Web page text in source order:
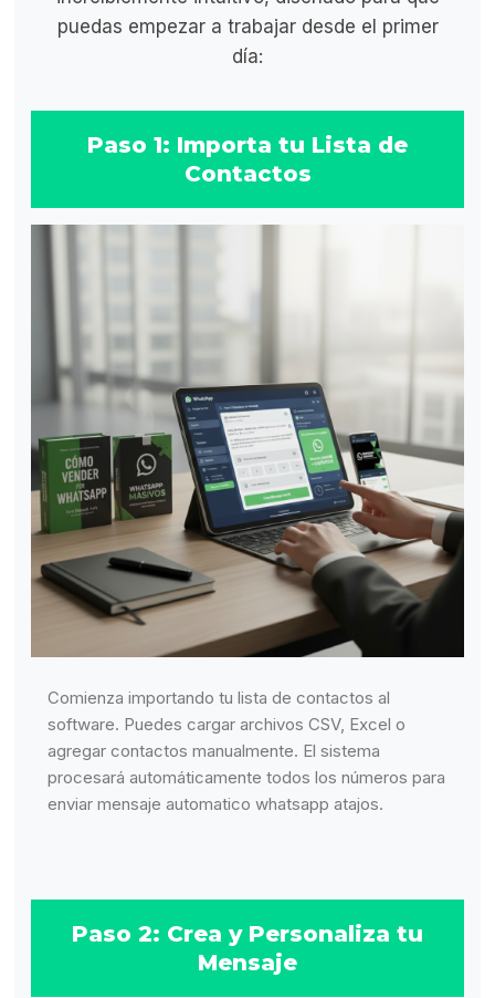
puedas empezar a trabajar desde el primer
día:
Paso 1: Importa tu Lista de
Contactos
Comienza importando tu lista de contactos al
software. Puedes cargar archivos CSV, Excel o
agregar contactos manualmente. El sistema
procesará automáticamente todos los números para
enviar mensaje automatico whatsapp atajos.
Paso 2: Crea y Personaliza tu
Mensaje